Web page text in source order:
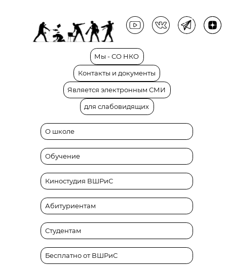
Мы - СО НКО
Контакты и документы
Является электронным СМИ
для слабовидящих
О школе
Обучение
Киностудия ВШРиС
Абитуриентам
Студентам
Бесплатно от ВШРиС